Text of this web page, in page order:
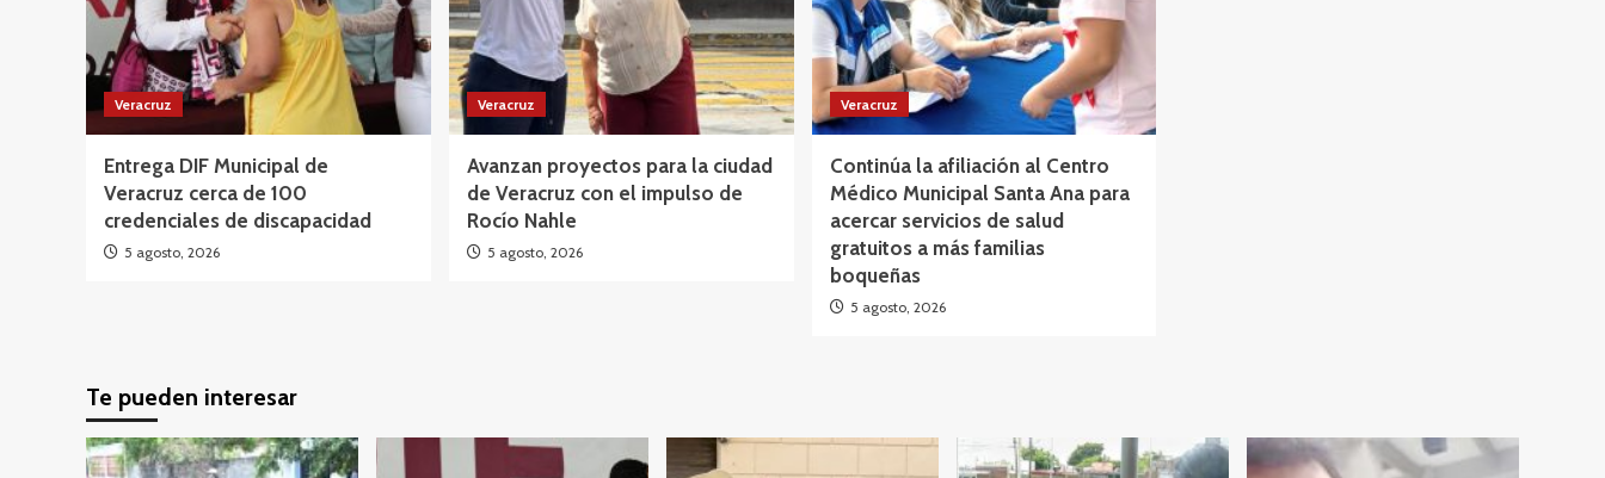
Veracruz
Entrega DIF Municipal de
Veracruz cerca de 100
credenciales de discapacidad
5 agosto, 2026
Veracruz
Avanzan proyectos para la ciudad
de Veracruz con el impulso de
Rocío Nahle
5 agosto, 2026
Veracruz
Continúa la afiliación al Centro
Médico Municipal Santa Ana para
acercar servicios de salud
gratuitos a más familias
boqueñas
5 agosto, 2026
Te pueden interesar